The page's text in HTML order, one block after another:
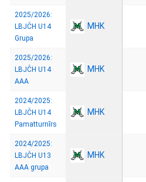
2025/2026:
LBJČH U14
Grupa
MHK
2025/2026:
LBJČH U14
AAA
MHK
2024/2025:
LBJČH U14
Pamatturnīrs
MHK
2024/2025:
LBJČH U13
AAA grupa
MHK